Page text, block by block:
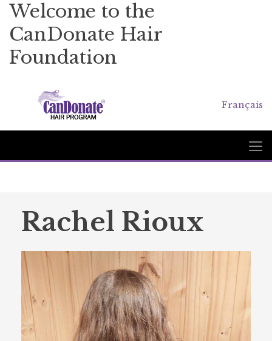
Welcome to the
CanDonate Hair
Foundation
Français
Rachel Rioux